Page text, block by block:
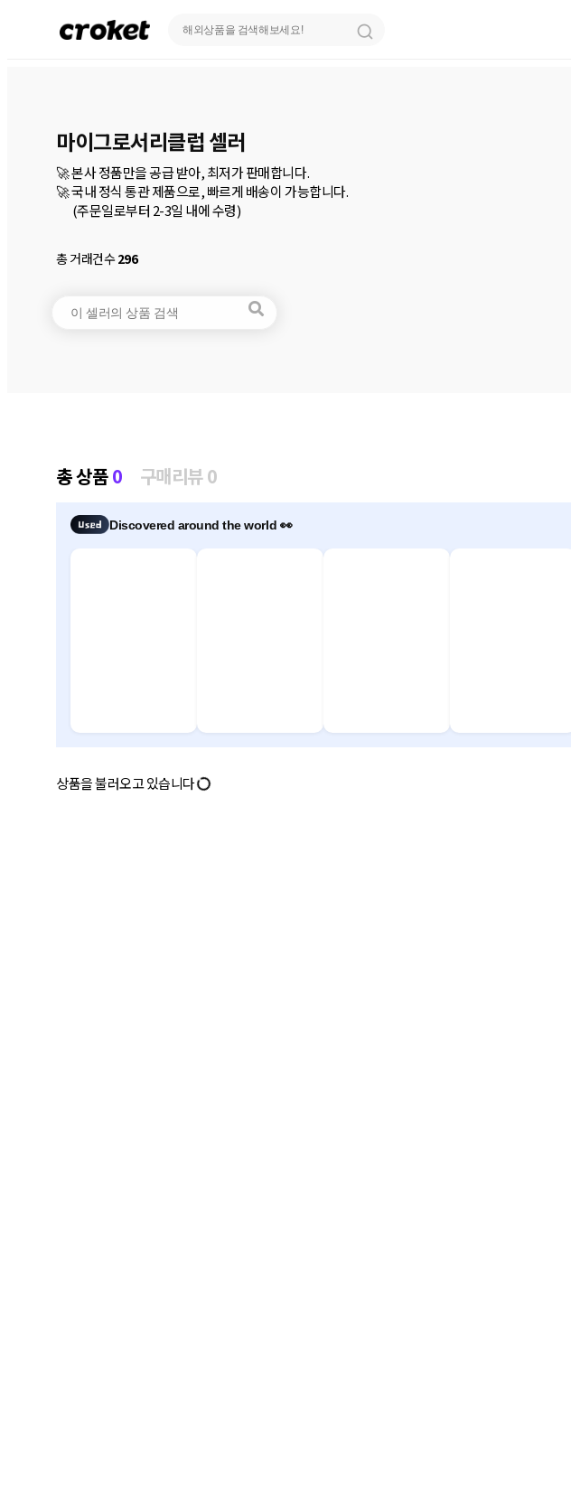
마이그로서리클럽 셀러
🚀 본사 정품만을 공급 받아, 최저가 판매합니다.
🚀 국내 정식 통관 제품으로, 빠르게 배송이 가능합니다.
(주문일로부터 2-3일 내에 수령)
총 거래건수296
총 상품 0 구매리뷰 0
Discovered around the world 👀
상품을 불러오고 있습니다